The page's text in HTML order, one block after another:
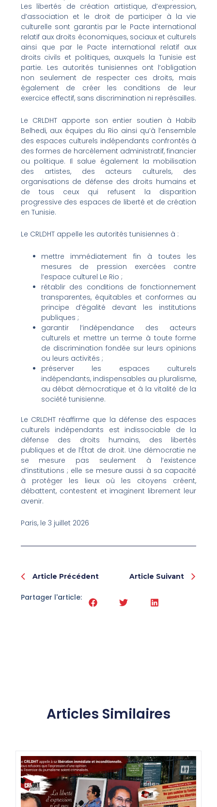
Les libertés de création artistique, d’expression,
d’association et le droit de participer à la vie
culturelle sont garantis par le Pacte international
relatif aux droits économiques, sociaux et culturels
ainsi que par le Pacte international relatif aux
droits civils et politiques, auxquels la Tunisie est
partie. Les autorités tunisiennes ont l’obligation
non seulement de respecter ces droits, mais
également de créer les conditions de leur
exercice effectif, sans discrimination ni représailles.
Le CRLDHT apporte son entier soutien à Habib
Belhedi, aux équipes du Rio ainsi qu’à l’ensemble
des espaces culturels indépendants confrontés à
des formes de harcèlement administratif, financier
ou politique. Il salue également la mobilisation
des artistes, des acteurs culturels, des
organisations de défense des droits humains et
de tous ceux qui refusent la disparition
progressive des espaces de liberté et de création
en Tunisie.
Le CRLDHT appelle les autorités tunisiennes à :
mettre immédiatement fin à toutes les
mesures de pression exercées contre
l’espace culturel Le Rio ;
rétablir des conditions de fonctionnement
transparentes, équitables et conformes au
principe d’égalité devant les institutions
publiques ;
garantir l’indépendance des acteurs
culturels et mettre un terme à toute forme
de discrimination fondée sur leurs opinions
ou leurs activités ;
préserver les espaces culturels
indépendants, indispensables au pluralisme,
au débat démocratique et à la vitalité de la
société tunisienne.
Le CRLDHT réaffirme que la défense des espaces
culturels indépendants est indissociable de la
défense des droits humains, des libertés
publiques et de l’État de droit. Une démocratie ne
se mesure pas seulement à l’existence
d’institutions ; elle se mesure aussi à sa capacité
à protéger les lieux où les citoyens créent,
débattent, contestent et imaginent librement leur
avenir.
Paris, le 3 juillet 2026
Prev
Article Précédent Article Suivant
Partager l'article:
Articles Similaires